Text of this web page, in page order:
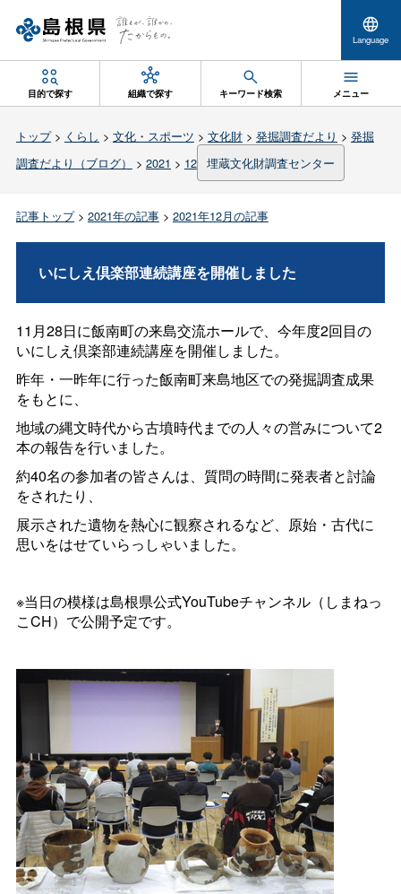
Language
目的で探す 組織で探す キーワード検索 メニュー
トップ> くらし > 文化・スポーツ > 文化財> 発掘調査だより > 発掘
調査だより（ブログ）
> 2021 > 12 埋蔵文化財調査センター
記事トップ> 2021年の記事> 2021年12月の記事
いにしえ倶楽部連続講座を開催しました
11月28日に飯南町の来島交流ホールで、今年度2回目の
いにしえ倶楽部連続講座を開催しました。
昨年・一昨年に行った飯南町来島地区での発掘調査成果
をもとに、
地域の縄文時代から古墳時代までの人々の営みについて2
本の報告を行いました。
約40名の参加者の皆さんは、質問の時間に発表者と討論
をされたり、
展示された遺物を熱心に観察されるなど、原始・古代に
思いをはせていらっしゃいました。
※当日の模様は島根県公式YouTubeチャンネル（しまねっ
こCH）で公開予定です。